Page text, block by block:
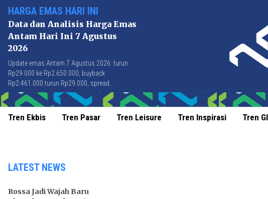
HARGA EMAS HARI INI
Data dan Analisis Harga Emas
Antam Hari Ini 7 Agustus
2026
Update emas Antam 7 Agustus 2026: turun
Rp29.000 ke Rp2.650.000, buyback
Rp2.461.000 turun Rp29.000, spread
Rp189.000 stabil di level terbaik sejak April
2026.
Tren Ekbis Tren Pasar Tren Leisure Tren Inspirasi Tren
LATEST NEWS
Rossa Jadi Wajah Baru